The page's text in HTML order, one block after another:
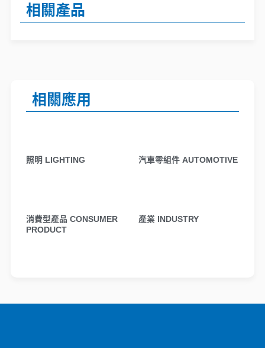
相關產品
相關應用
照明 LIGHTING 汽車零組件 AUTOMOTIVE
消費型產品 CONSUMER
PRODUCT
產業 INDUSTRY